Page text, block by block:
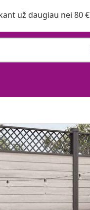
už daugiau nei 80 €